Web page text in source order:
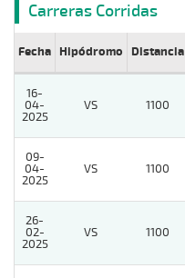
Carreras Corridas
Fecha Hipódromo Distancia
16-
04-
2025
VS 1100
09-
04-
2025
VS 1100
26-
02-
2025
VS 1100